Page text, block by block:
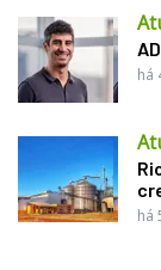
há
há